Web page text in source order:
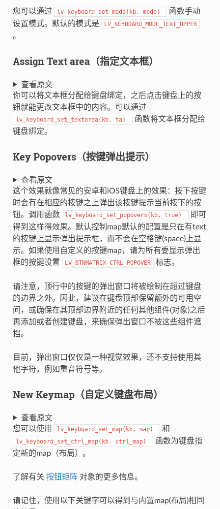
您可以通过 lv_keyboard_set_mode(kb, mode)
函数手动
设置模式。默认的模式是
LV_KEYBOARD_MODE_TEXT_UPPER
。
Assign Text area（指定文本框）
查看原文
你可以将文本框分配给键盘绑定，之后点击键盘上的按
钮就能更改文本框中的内容。可以通过
lv_keyboard_set_textarea(kb, ta)
函数将文本框分配给
键盘绑定。
Key Popovers（按键弹出提示）
查看原文
这个效果就像常见的安卓和iOS键盘上的效果：按下按键
时会有在相应的按键之上弹出该按键提示当前按下的按
钮。调用函数
lv_keyboard_set_popovers(kb, true)
即可
得到这样得效果。默认控制map默认的配置是只在有text
的按键上显示弹出提示框，而不会在空格键(space)上显
示。如果使用自定义的按键map，请为所有要显示弹出
框的按键设置
LV_BTNMATRIX_CTRL_POPOVER 标志。
请注意，顶行中的按键的弹出窗口将被绘制在超过键盘
的边界之外。因此，建议在键盘顶部保留额外的可用空
间，或确保在其顶部边界附近的任何其他组件(对象)之后
再添加或者创建键盘，来确保弹出窗口不被这些组件遮
挡。
目前，弹出窗口仅仅是一种视觉效果，还不支持使用其
他字符，例如重音符号等。
New Keymap（自定义键盘布局）
查看原文
您可以使用
lv_keyboard_set_map(kb, map) 和
lv_keyboard_set_ctrl_map(kb, ctrl_map)
函数为键盘指
定新的map（布局）。
了解有关 按钮矩阵对象的更多信息。
请记住，使用以下关键字可以得到与内置map(布局)相同